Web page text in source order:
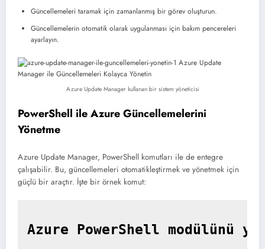
Güncellemeleri taramak için zamanlanmış bir görev oluşturun.
Güncellemelerin otomatik olarak uygulanması için bakım pencereleri
ayarlayın.
Azure Update Manager kullanan bir sistem yöneticisi
PowerShell ile Azure Güncellemelerini
Yönetme
Azure Update Manager, PowerShell komutları ile de entegre
çalışabilir. Bu, güncellemeleri otomatikleştirmek ve yönetmek için
güçlü bir araçtır. İşte bir örnek komut:
Azure PowerShell modülünü